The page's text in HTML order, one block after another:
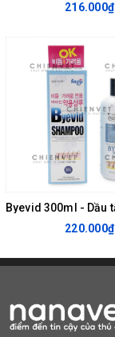
216.000₫
220.000₫